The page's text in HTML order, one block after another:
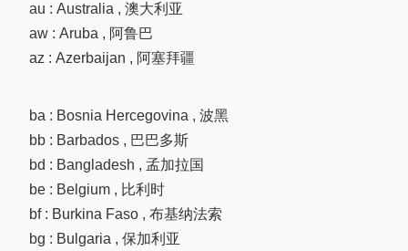
au : Australia , 澳大利亚
aw : Aruba , 阿鲁巴
az : Azerbaijan , 阿塞拜疆
ba : Bosnia Hercegovina , 波黑
bb : Barbados , 巴巴多斯
bd : Bangladesh , 孟加拉国
be : Belgium , 比利时
bf : Burkina Faso , 布基纳法索
bg : Bulgaria , 保加利亚